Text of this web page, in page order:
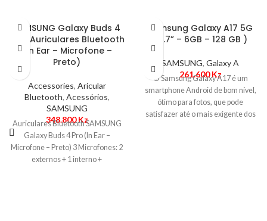
SAMSUNG Galaxy Buds 4
Pro (Auriculares Bluetooth
, In Ear – Microfone –
Preto)
Accessories, Aricular
Bluetooth, Acessórios,
SAMSUNG
348.800Kz
Auriculares Bluetooth SAMSUNG
Galaxy Buds 4 Pro (In Ear –
Microfone – Preto) 3 Microfones: 2
externos + 1 interno +
Samsung Galaxy A17 5G
(6.7” – 6GB – 128 GB )
SAMSUNG, Galaxy A
261.600Kz
O Samsung Galaxy A17 é um
smartphone Android de bom nível,
ótimo para fotos, que pode
satisfazer até o mais exigente dos